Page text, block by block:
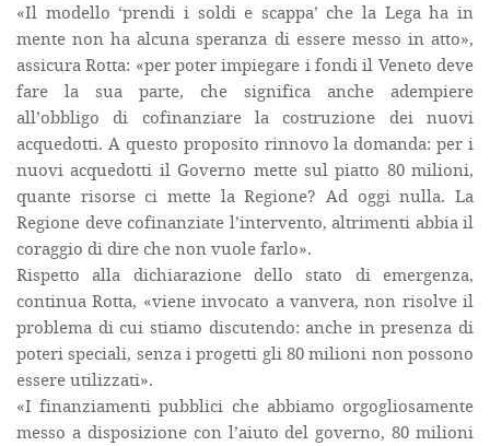
«Il modello ‘prendi i soldi e scappa’ che la Lega ha in
mente non ha alcuna speranza di essere messo in atto»,
assicura Rotta: «per poter impiegare i fondi il Veneto deve
fare la sua parte, che significa anche adempiere
all’obbligo di cofinanziare la costruzione dei nuovi
acquedotti. A questo proposito rinnovo la domanda: per i
nuovi acquedotti il Governo mette sul piatto 80 milioni,
quante risorse ci mette la Regione? Ad oggi nulla. La
Regione deve cofinanziate l’intervento, altrimenti abbia il
coraggio di dire che non vuole farlo».
Rispetto alla dichiarazione dello stato di emergenza,
continua Rotta, «viene invocato a vanvera, non risolve il
problema di cui stiamo discutendo: anche in presenza di
poteri speciali, senza i progetti gli 80 milioni non possono
essere utilizzati».
«I finanziamenti pubblici che abbiamo orgogliosamente
messo a disposizione con l’aiuto del governo, 80 milioni